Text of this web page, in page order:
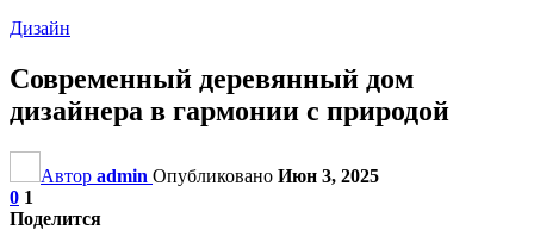
Дизайн
Современный деревянный дом
дизайнера в гармонии с природой
Автор admin Опубликовано Июн 3, 2025
0 1
Поделится